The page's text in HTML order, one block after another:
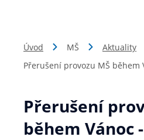
Úvod MŠ
Aktuality
Přerušení provozu MŠ během
Přerušení
během Vánoc